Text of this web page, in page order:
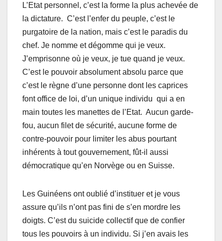
L’Etat personnel, c’est la forme la plus achevée de
la dictature. C’est l’enfer du peuple, c’est le
purgatoire de la nation, mais c’est le paradis du
chef. Je nomme et dégomme qui je veux.
J’emprisonne où je veux, je tue quand je veux.
C’est le pouvoir absolument absolu parce que
c’est le règne d’une personne dont les caprices
font office de loi, d’un unique individu qui a en
main toutes les manettes de l’Etat. Aucun garde-
fou, aucun filet de sécurité, aucune forme de
contre-pouvoir pour limiter les abus pourtant
inhérents à tout gouvernement, fût-il aussi
démocratique qu’en Norvège ou en Suisse.
Les Guinéens ont oublié d’instituer et je vous
assure qu’ils n’ont pas fini de s’en mordre les
doigts. C’est du suicide collectif que de confier
tous les pouvoirs à un individu. Si j’en avais les